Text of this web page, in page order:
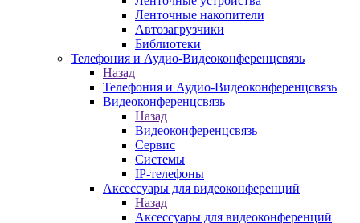
Ленточные накопители
Автозагрузчики
Библиотеки
Телефония и Аудио-Видеоконференцсвязь
Назад
Телефония и Аудио-Видеоконференцсвязь
Видеоконференцсвязь
Назад
Видеоконференцсвязь
Сервис
Системы
IP-телефоны
Аксессуары для видеоконференций
Назад
Аксессуары для видеоконференций